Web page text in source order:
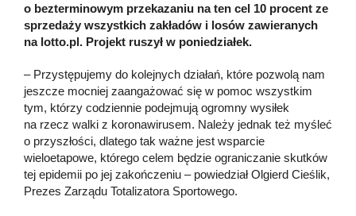
o bezterminowym przekazaniu na ten cel 10 procent ze
sprzedaży wszystkich zakładów i losów zawieranych
na lotto.pl. Projekt ruszył w poniedziałek.
– Przystępujemy do kolejnych działań, które pozwolą nam
jeszcze mocniej zaangażować się w pomoc wszystkim
tym, którzy codziennie podejmują ogromny wysiłek
na rzecz walki z koronawirusem. Należy jednak też myśleć
o przyszłości, dlatego tak ważne jest wsparcie
wieloetapowe, którego celem będzie ograniczanie skutków
tej epidemii po jej zakończeniu – powiedział Olgierd Cieślik,
Prezes Zarządu Totalizatora Sportowego.